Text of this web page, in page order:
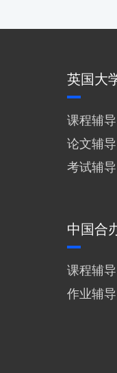
英国大
课程辅导
论文辅导
考试辅导
中国合
课程辅导
作业辅导